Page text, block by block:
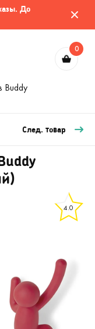
До
0
Buddy
След. товар
4.0